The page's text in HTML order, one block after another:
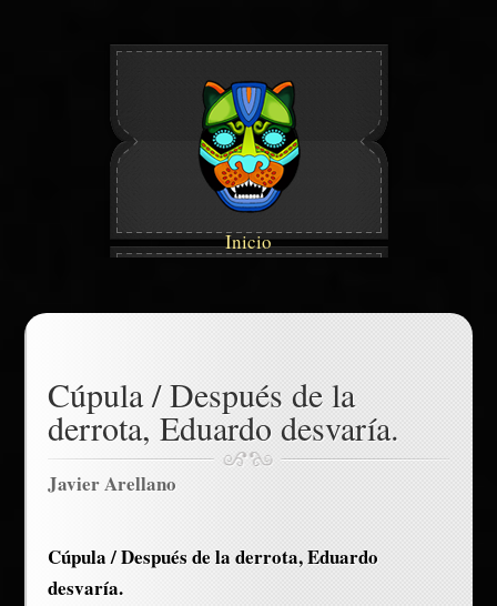
Inicio
Cúpula / Después de la
derrota, Eduardo desvaría.
Javier Arellano
Cúpula / Después de la derrota, Eduardo
desvaría.